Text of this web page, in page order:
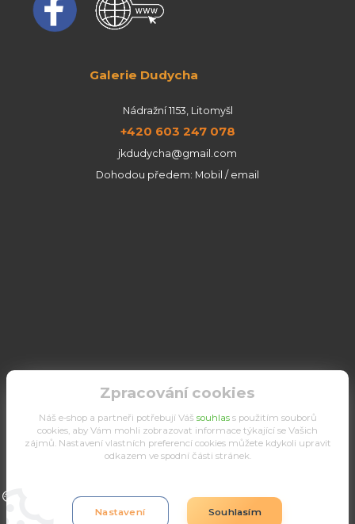
Galerie Dudycha
Nádražní 1153, Litomyšl
+420 603 247 078
jkdudycha@gmail.com
Dohodou předem: Mobil / email
Upravit sběr cookies.
Zpracování cookies
Náš e-shop a partneři potřebují Váš souhlass použitím souborů
cookies, aby Vám mohli zobrazovat informace týkající se Vašich
zájmů. Nastavení vlastních preferencí cookies můžete kdykoli upravit
odkazem ve spodní části stránek.
Nastavení Souhlasím